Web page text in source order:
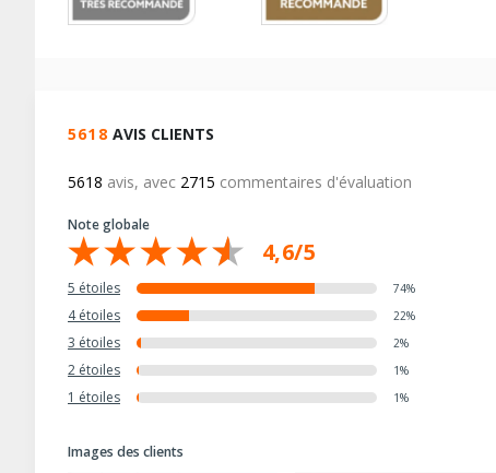
5618 AVIS CLIENTS
5618 avis, avec 2715 commentaires d'évaluation
Note globale
4,6/5
5 étoiles 74%
4 étoiles 22%
3 étoiles 2%
2 étoiles 1%
1 étoiles 1%
Images des clients